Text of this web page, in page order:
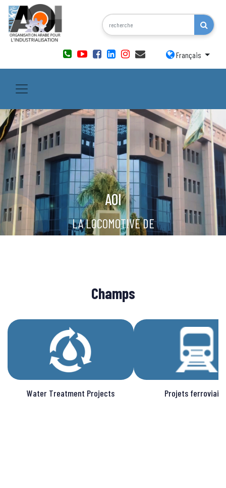
Français
AOI
LA LOCOMOTIVE DE
Champs
Water Treatment Projects Projets